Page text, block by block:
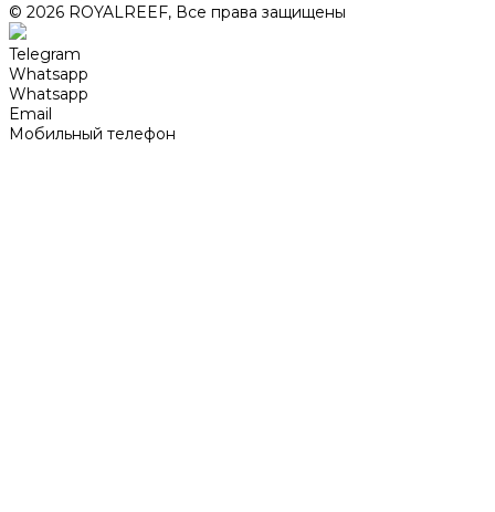
© 2026 ROYALREEF, Все права защищены
Telegram
Whatsapp
Whatsapp
Email
Мобильный телефон